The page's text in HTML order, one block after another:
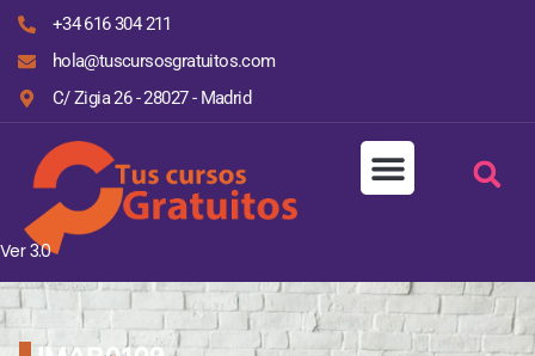
+34 616 304 211
hola@tuscursosgratuitos.com
C/ Zigia 26 - 28027 - Madrid
Ver 3.0